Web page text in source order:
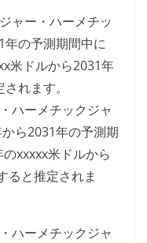
ャー・ハーメチッ
年の予測期間中に
米ドルから2031年
れます。
ハーメチックジャ
ら2031年の予測期
xxxxx米ドルから
ると推定されま
ハーメチックジャ